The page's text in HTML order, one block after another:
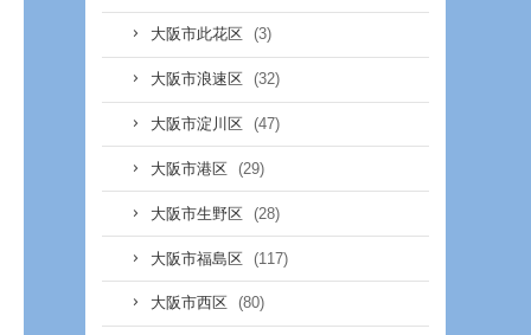
大阪市此花区 (3)
大阪市浪速区 (32)
大阪市淀川区 (47)
大阪市港区 (29)
大阪市生野区 (28)
大阪市福島区 (117)
大阪市西区 (80)